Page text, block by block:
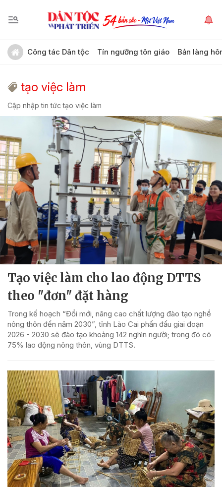
Công tác Dân tộc Tín ngưỡng tôn giáo Bản làng
tạo việc làm
Cập nhập tin tức tạo việc làm
Tạo việc làm cho lao động DTTS
theo "đơn" đặt hàng
Trong kế hoạch “Đổi mới, nâng cao chất lượng đào tạo nghề
nông thôn đến năm 2030”, tỉnh Lào Cai phấn đấu giai đoạn
2026 - 2030 sẽ đào tạo khoảng 142 nghìn người; trong đó có
75% lao động nông thôn, vùng DTTS.